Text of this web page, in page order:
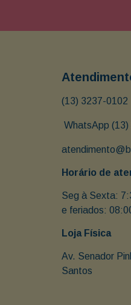
(13) 3237-0102
WhatsApp
Horário de
Seg à Sexta:
e feriados:
Loja Física
Av. Senador
Santos